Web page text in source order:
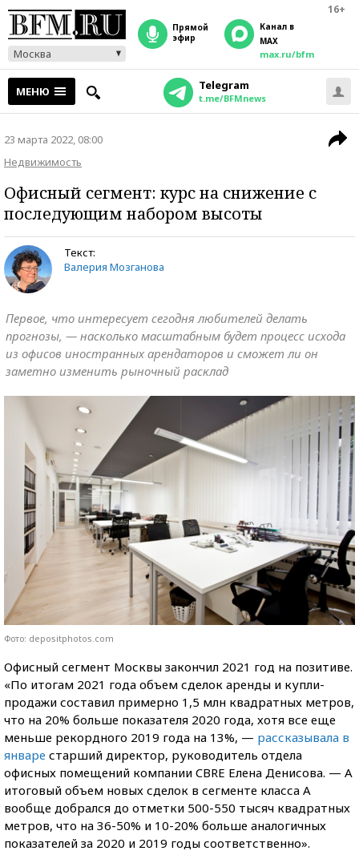
16+
Москва
прямой
эфир
Канал в
MAX
max.ru/bfm
МЕНЮ Telegram
t.me/BFMnews
23 марта 2022, 08:00
Недвижимость
Офисный сегмент: курс на снижение с
последующим набором высоты
Текст:
Валерия Мозганова
Первое, что интересует сегодня любителей делать
прогнозы, — насколько масштабным будет процесс исхода
из офисов иностранных арендаторов и сможет ли он
заметно изменить рыночный расклад
Фото: depositphotos.com
Офисный сегмент Москвы закончил 2021 год на позитиве.
«По итогам 2021 года объем сделок аренды и купли-
продажи составил примерно 1,5 млн квадратных метров,
что на 20% больше показателя 2020 года, хотя все еще
меньше рекордного 2019 года на 13%, — рассказывала в
январе старший директор, руководитель отдела
офисных помещений компании CBRE Елена Денисова. — А
итоговый объем новых сделок в сегменте класса А
вообще добрался до отметки 500-550 тысяч квадратных
метров, что на 36-50% и 10-20% больше аналогичных
показателей за 2020 и 2019 годы соответственно».